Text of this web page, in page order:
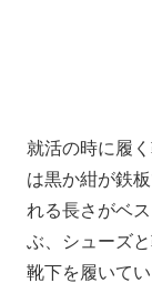
就活の時に履
は黒か紺が鉄
れる長さがベ
ぶ、シューズ
靴下を履いて